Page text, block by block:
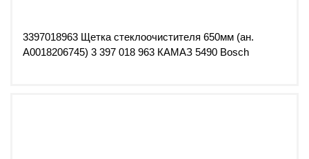
3397018963 Щетка стеклоочистителя 650мм (ан.
A0018206745) 3 397 018 963 КАМАЗ 5490 Bosch